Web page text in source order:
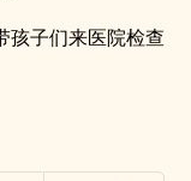
孩子们来医院检查